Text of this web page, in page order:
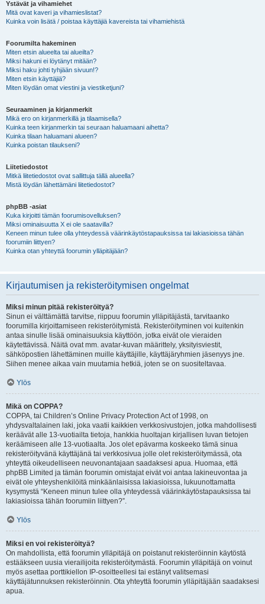
Ystävät ja vihamiehet
Mitä ovat kaveri ja vihamieslistat?
Kuinka voin lisätä / poistaa käyttäjiä kavereista tai vihamiehistä
Foorumilta hakeminen
Miten etsin alueelta tai alueilta?
Miksi hakuni ei löytänyt mitään?
Miksi haku johti tyhjään sivuun!?
Miten etsin käyttäjiä?
Miten löydän omat viestini ja viestiketjuni?
Seuraaminen ja kirjanmerkit
Mikä ero on kirjanmerkillä ja tilaamisella?
Kuinka teen kirjanmerkin tai seuraan haluamaani aihetta?
Kuinka tilaan haluamani alueen?
Kuinka poistan tilaukseni?
Liitetiedostot
Mitkä liitetiedostot ovat sallittuja tällä alueella?
Mistä löydän lähettämäni liitetiedostot?
phpBB -asiat
Kuka kirjoitti tämän foorumisovelluksen?
Miksi ominaisuutta X ei ole saatavilla?
Keneen minun tulee olla yhteydessä väärinkäytöstapauksissa tai lakiasioissa tähän
foorumiin liittyen?
Kuinka otan yhteyttä foorumin ylläpitäjään?
Kirjautumisen ja rekisteröitymisen ongelmat
Miksi minun pitää rekisteröityä?
Sinun ei välttämättä tarvitse, riippuu foorumin ylläpitäjästä, tarvitaanko
foorumilla kirjoittamiseen rekisteröitymistä. Rekisteröityminen voi kuitenkin
antaa sinulle lisää ominaisuuksia käyttöön, jotka eivät ole vieraiden
käytettävissä. Näitä ovat mm. avatar-kuvan määrittely, yksityisviestit,
sähköpostien lähettäminen muille käyttäjille, käyttäjäryhmien jäsenyys jne.
Siihen menee aikaa vain muutamia hetkiä, joten se on suositeltavaa.
Ylös
Mikä on COPPA?
COPPA, tai Children’s Online Privacy Protection Act of 1998, on
yhdysvaltalainen laki, joka vaatii kaikkien verkkosivustojen, jotka mahdollisesti
keräävät alle 13-vuotiailta tietoja, hankkia huoltajan kirjallisen luvan tietojen
keräämiseen alle 13-vuotiaalta. Jos olet epävarma koskeeko tämä sinua
rekisteröityvänä käyttäjänä tai verkkosivua jolle olet rekisteröitymässä, ota
yhteyttä oikeudelliseen neuvonantajaan saadaksesi apua. Huomaa, että
phpBB Limited ja tämän foorumin omistajat eivät voi antaa lakineuvontaa ja
eivät ole yhteyshenkilöitä minkäänlaisissa lakiasioissa, lukuunottamatta
kysymystä “Keneen minun tulee olla yhteydessä väärinkäytöstapauksissa tai
lakiasioissa tähän foorumiin liittyen?”.
Ylös
Miksi en voi rekisteröityä?
On mahdollista, että foorumin ylläpitäjä on poistanut rekisteröinnin käytöstä
estääkseen uusia vierailijoita rekisteröitymästä. Foorumin ylläpitäjä on voinut
myös asettaa porttikiellon IP-osoitteellesi tai estänyt valitsemasi
käyttäjätunnuksen rekisteröinnin. Ota yhteyttä foorumin ylläpitäjään saadaksesi
apua.